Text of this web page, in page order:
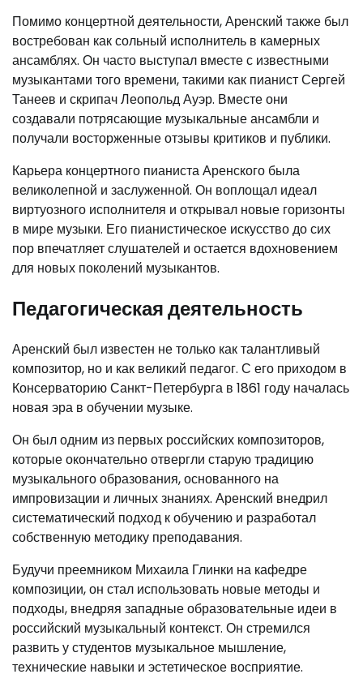
Помимо концертной деятельности, Аренский также был
востребован как сольный исполнитель в камерных
ансамблях. Он часто выступал вместе с известными
музыкантами того времени, такими как пианист Сергей
Танеев и скрипач Леопольд Ауэр. Вместе они
создавали потрясающие музыкальные ансамбли и
получали восторженные отзывы критиков и публики.
Карьера концертного пианиста Аренского была
великолепной и заслуженной. Он воплощал идеал
виртуозного исполнителя и открывал новые горизонты
в мире музыки. Его пианистическое искусство до сих
пор впечатляет слушателей и остается вдохновением
для новых поколений музыкантов.
Педагогическая деятельность
Аренский был известен не только как талантливый
композитор, но и как великий педагог. С его приходом в
Консерваторию Санкт-Петербурга в 1861 году началась
новая эра в обучении музыке.
Он был одним из первых российских композиторов,
которые окончательно отвергли старую традицию
музыкального образования, основанного на
импровизации и личных знаниях. Аренский внедрил
систематический подход к обучению и разработал
собственную методику преподавания.
Будучи преемником Михаила Глинки на кафедре
композиции, он стал использовать новые методы и
подходы, внедряя западные образовательные идеи в
российский музыкальный контекст. Он стремился
развить у студентов музыкальное мышление,
технические навыки и эстетическое восприятие.